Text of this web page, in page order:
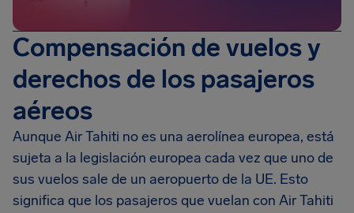
Compensación de vuelos y
derechos de los pasajeros
aéreos
Aunque Air Tahiti no es una aerolínea europea, está
sujeta a la legislación europea cada vez que uno de
sus vuelos sale de un aeropuerto de la UE. Esto
significa que los pasajeros que vuelan con Air Tahiti